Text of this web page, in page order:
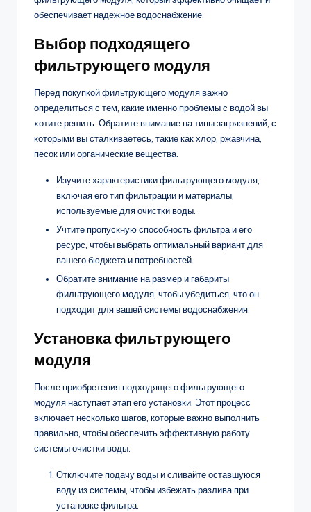
обеспечивает надежное водоснабжение.
Выбор подходящего
фильтрующего модуля
Перед покупкой фильтрующего модуля важно
определиться с тем, какие именно проблемы с водой вы
хотите решить. Обратите внимание на типы загрязнений, с
которыми вы сталкиваетесь, такие как хлор, ржавчина,
песок или органические вещества.
Изучите характеристики фильтрующего модуля,
включая его тип фильтрации и материалы,
используемые для очистки воды.
Учтите пропускную способность фильтра и его
ресурс, чтобы выбрать оптимальный вариант для
вашего бюджета и потребностей.
Обратите внимание на размер и габариты
фильтрующего модуля, чтобы убедиться, что он
подходит для вашей системы водоснабжения.
Установка фильтрующего
модуля
После приобретения подходящего фильтрующего
модуля наступает этап его установки. Этот процесс
включает несколько шагов, которые важно выполнить
правильно, чтобы обеспечить эффективную работу
системы очистки воды.
Отключите подачу воды и сливайте оставшуюся
воду из системы, чтобы избежать разлива при
установке фильтра.